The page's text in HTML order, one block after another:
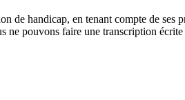
de handicap, en tenant compte de ses
ne pouvons faire une transcription